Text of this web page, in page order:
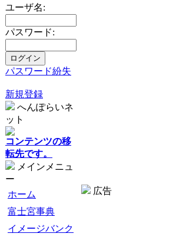
ユーザ名:
パスワード:
パスワード紛失
新規登録
へんぽらいネ
ット
コンテンツの移
転先です。
メインメニュ
ー
ホーム
富士宮事典
イメージバンク
広告